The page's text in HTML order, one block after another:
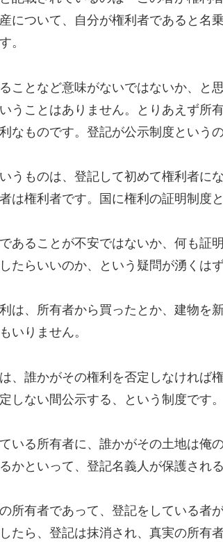
について、自分が権利者であると名
。
ことなど意味がないではないか、と
うことはありません。とりあえず所
なものです。登記が公示制度という
うものは、登記して初めて権利者に
は権利者です。国に権利の証明制度
あることが不安ではないか、何も証
たらいいのか、という疑問が湧くはず
は、所有者から買ったとか、建物を
いりません。
、誰かがその権利を否定しなければ
しない間公示する、という制度です。
いる所有者に、誰かがその土地は俺
かといって、登記名義人が保護され
所有者であって、登記をしている者
たら、登記は抹消され、真実の所有